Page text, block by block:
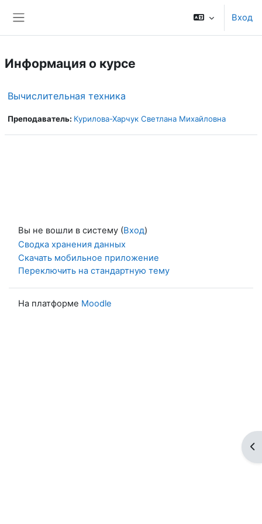
Вход
Информация о курсе
Вычислительная техника
Преподаватель: Курилова-Харчук Светлана Михайловна
Вы не вошли в систему (Вход)
Сводка хранения данных
Скачать мобильное приложение
Переключить на стандартную тему
На платформе Moodle